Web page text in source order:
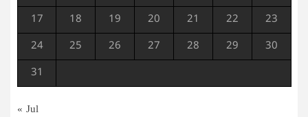
17 18 19 20 21 22 23
24 25 26 27 28 29 30
31
« Jul